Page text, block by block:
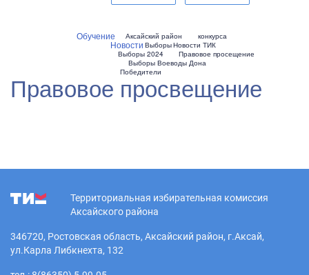
Аксайский район
Выборы
Выборы 2024
Выборы Воеводы Дона
Новости Новости ТИК
Обучение
Победители
Правовое просвещение
Правовое просещение
конкурса
Территориальная избирательная комиссия
Аксайского района
346720, Ростовская область, Аксайский район, г.Аксай,
ул.Карла Либкнехта, 132